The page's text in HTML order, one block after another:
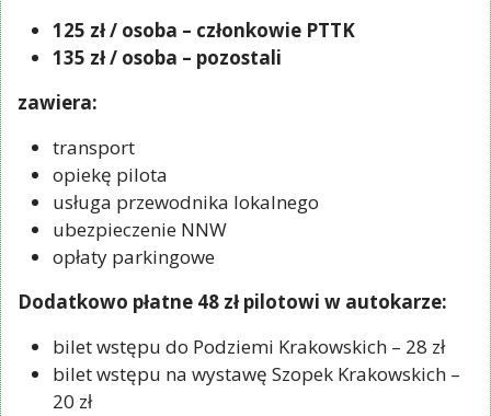
125 zł / osoba – członkowie PTTK
135 zł / osoba – pozostali
zawiera:
transport
opiekę pilota
usługa przewodnika lokalnego
ubezpieczenie NNW
opłaty parkingowe
Dodatkowo płatne 48 zł pilotowi w autokarze:
bilet wstępu do Podziemi Krakowskich – 28 zł
bilet wstępu na wystawę Szopek Krakowskich –
20 zł